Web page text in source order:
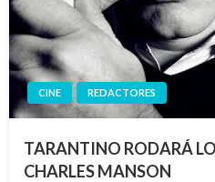
CINE REDACTORES
TARANTINO RODARÁ
CHARLES MANSON